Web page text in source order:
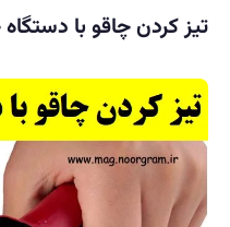
تیز کردن چاقو با